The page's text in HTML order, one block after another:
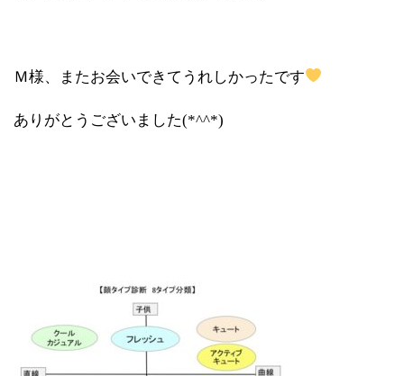
Ｍ様、またお会いできてうれしかったです
ありがとうございました(*^^*)